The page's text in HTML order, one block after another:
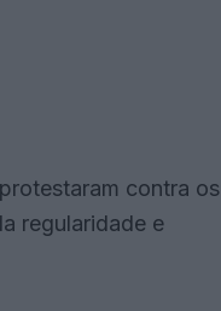
contra os
regularidade e